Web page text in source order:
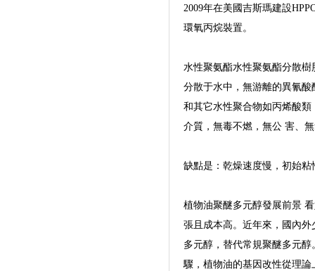
2009年在美國吉斯瑪建設
環氧丙烷裝置。
水性聚氨酯水性聚氨酯分散
分散于水中，無游離的異氰
和其它水性聚合物如丙烯酸類
介質，無毒不燃，無公 害、
缺點是：乾燥速度慢，初始
植物油聚醚多元醇發展前景
張且成本高。近年來，國內
多元醇，替代常規聚醚多元
驟，植物油的基因改性從理